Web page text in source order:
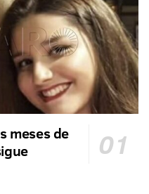
meses de